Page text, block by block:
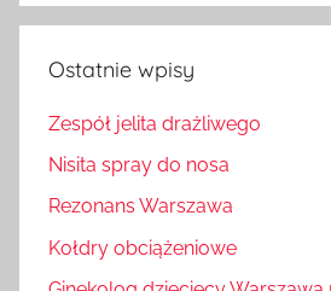
Ostatnie wpisy
Zespół jelita drażliwego
Nisita spray do nosa
Rezonans Warszawa
Kołdry obciążeniowe